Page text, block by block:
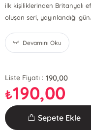
ilk kişiliklerinden Britanyalı
oluşan seri, yayınlandığı gün
Devamını Oku
Liste Fiyatı : 190,00
₺190,00
Sepete Ekle